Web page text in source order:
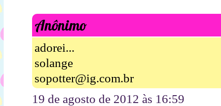
Anônimo
adorei...
solange
sopotter@ig.com.br
19 de agosto de 2012 às 16:59